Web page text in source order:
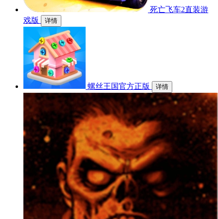
死亡飞车2直装游
戏版
详情
螺丝王国官方正版 详情